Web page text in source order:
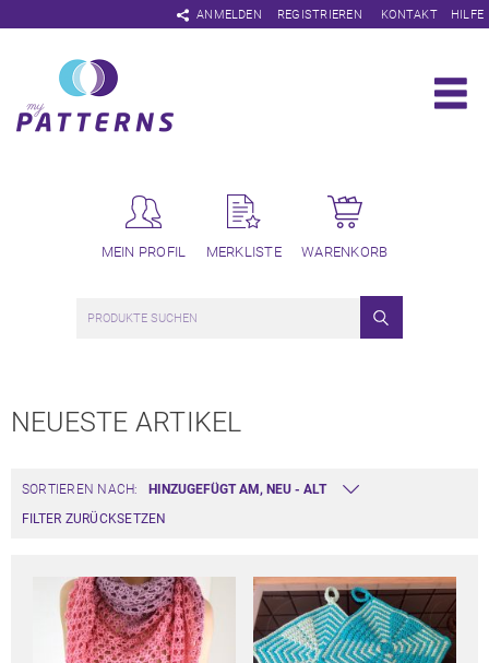
ANMELDEN
Navigation
überspringen
REGISTRIEREN KONTAKT HILFE
MEIN PROFIL MERKLISTE WARENKORB
NEUESTE ARTIKEL
SORTIEREN NACH:
FILTER ZURÜCKSETZEN